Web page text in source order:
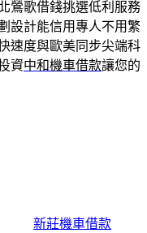
鶯歌借錢挑選低利服務
設計能信用專人不用繁
速度與歐美同步尖端科
資中和機車借款讓您的
新莊機車借款